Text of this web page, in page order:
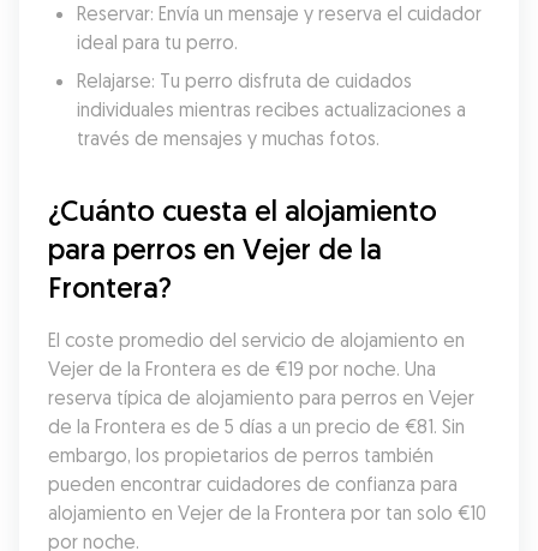
Reservar: Envía un mensaje y reserva el cuidador
ideal para tu perro.
Relajarse: Tu perro disfruta de cuidados
individuales mientras recibes actualizaciones a
través de mensajes y muchas fotos.
¿Cuánto cuesta el alojamiento
para perros en Vejer de la
Frontera?
El coste promedio del servicio de alojamiento en
Vejer de la Frontera es de €19 por noche. Una
reserva típica de alojamiento para perros en Vejer
de la Frontera es de 5 días a un precio de €81. Sin
embargo, los propietarios de perros también
pueden encontrar cuidadores de confianza para
alojamiento en Vejer de la Frontera por tan solo €10
por noche.